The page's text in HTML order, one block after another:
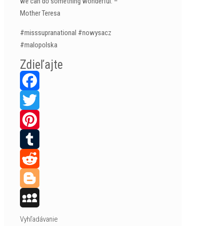
Mother Teresa
#misssupranational #nowysacz
#malopolska
Zdieľajte
Facebook
Twitter
Pinterest
Tumblr
Reddit
Blogger
MySpace
Vyhľadávanie